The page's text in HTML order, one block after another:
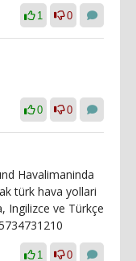
1 0
0 0
Havalimaninda
türk hava yollari
Ingilizce ve Türkçe
1 0